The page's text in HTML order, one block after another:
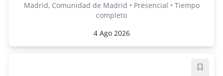
Madrid, Comunidad de Madrid • Presencial • Tiempo
completo
4 Ago 2026